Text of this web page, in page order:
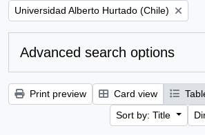
Remove filter:
Universidad Alberto Hurtado (Chile)
Advanced search options
Print preview Card view
Sort by: Title